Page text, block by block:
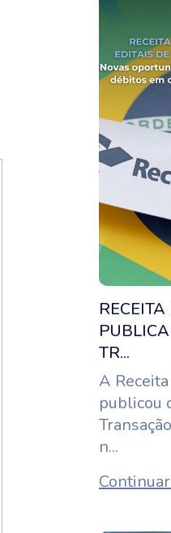
TR...
A
publicou
n...